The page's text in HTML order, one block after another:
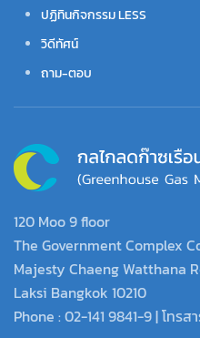
ปฏิทินกิจกรรม LESS
วิดีทัศน์
ถาม-ตอบ
120 Moo 9 floor
The Government Complex
Majesty Chaeng Watthana
Laksi Bangkok 10210
Phone : 02-141 9841-9 | โทรส